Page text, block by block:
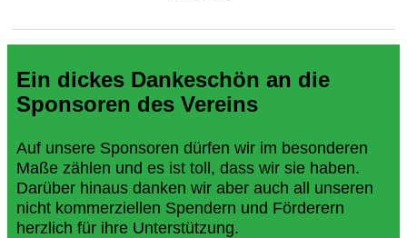
Ein dickes Dankeschön an die
Sponsoren des Vereins
Auf unsere Sponsoren dürfen wir im besonderen
Maße zählen und es ist toll, dass wir sie haben.
Darüber hinaus danken wir aber auch all unseren
nicht kommerziellen Spendern und Förderern
herzlich für ihre Unterstützung.